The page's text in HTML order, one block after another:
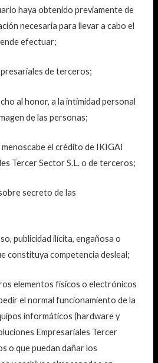
haya obtenido previamente de
necesaria para llevar a cabo el
efectuar;
de terceros;
al honor, a la intimidad personal
de las personas;
menoscabe el crédito de IKIGAI
Tercer Sector S.L. o de terceros;
secreto de las
publicidad ilícita, engañosa o
constituya competencia desleal;
elementos físicos o electrónicos
el normal funcionamiento de la
informáticos (hardware y
Empresariales Tercer
o que puedan dañar los